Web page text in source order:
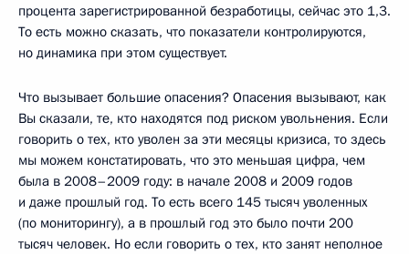
процента зарегистрированной безработицы, сейчас это 1,3.
То есть можно сказать, что показатели контролируются,
но динамика при этом существует.
Что вызывает большие опасения? Опасения вызывают, как
Вы сказали, те, кто находятся под риском увольнения. Если
говорить о тех, кто уволен за эти месяцы кризиса, то здесь
мы можем констатировать, что это меньшая цифра, чем
была в 2008–2009 году: в начале 2008 и 2009 годов
и даже прошлый год. То есть всего 145 тысяч уволенных
(по мониторингу), а в прошлый год это было почти 200
тысяч человек. Но если говорить о тех, кто занят неполное